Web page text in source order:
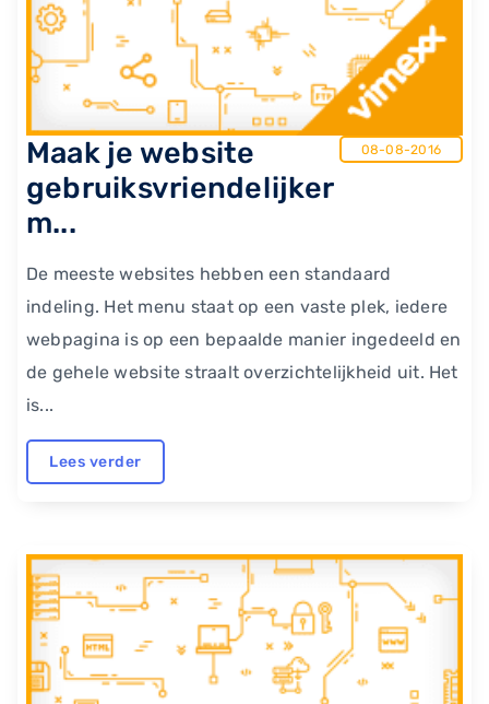
​Maak je website
gebruiksvriendelijker
m...
08-08-2016
De meeste websites hebben een standaard
indeling. Het menu staat op een vaste plek, iedere
webpagina is op een bepaalde manier ingedeeld en
de gehele website straalt overzichtelijkheid uit. Het
is...
Lees verder